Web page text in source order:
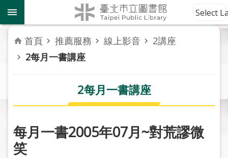
跳到主要內容區塊
到
館
資
訊
務
活
動
Select
首頁 推薦服務 線上影音
2講座
2每月一書講座
2每月一書講座
每月一書2005年07月~對荒謬微
笑